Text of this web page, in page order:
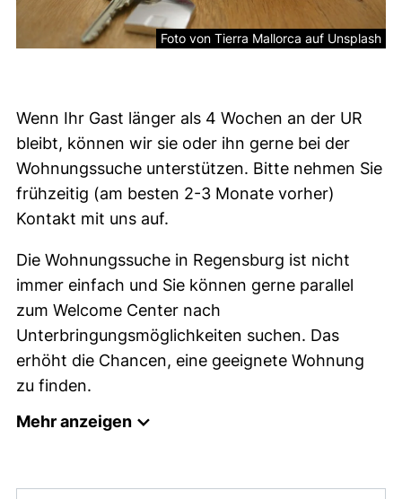
Foto von Tierra Mallorca auf Unsplash
Unterbringung
Wenn Ihr Gast länger als 4 Wochen an der UR
bleibt, können wir sie oder ihn gerne bei der
Wohnungssuche unterstützen. Bitte nehmen Sie
frühzeitig (am besten 2-3 Monate vorher)
Kontakt mit uns auf.
Die Wohnungssuche in Regensburg ist nicht
immer einfach und Sie können gerne parallel
zum Welcome Center nach
Unterbringungsmöglichkeiten suchen. Das
erhöht die Chancen, eine geeignete Wohnung
zu finden.
Mehr anzeigen